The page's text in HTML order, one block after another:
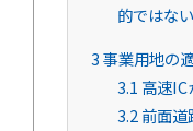
的ではない
3事業用地の
3.1 高速IC
3.2前面